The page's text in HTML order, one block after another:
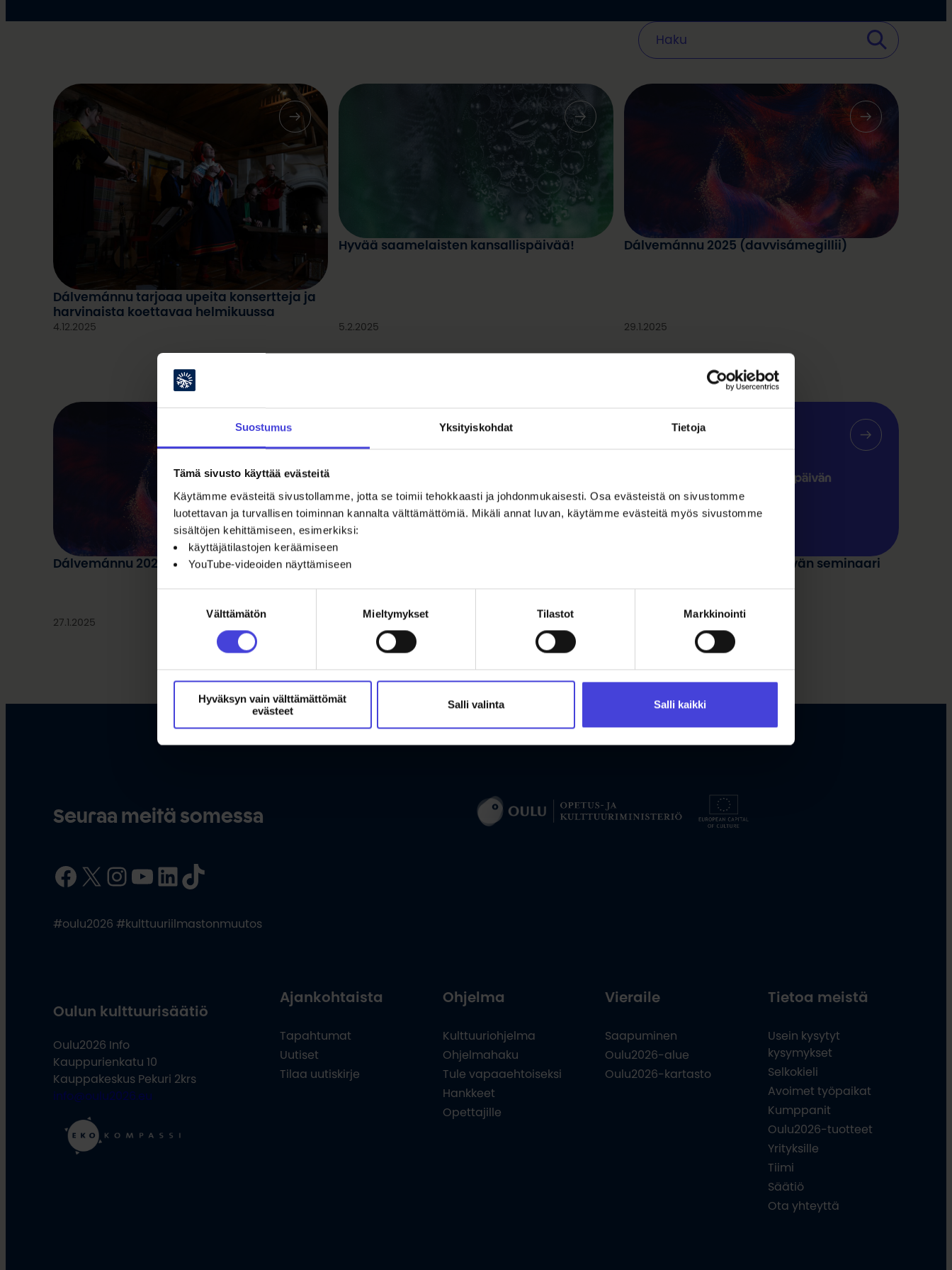
Suostumus Yksityiskohdat Tietoja
Tämä sivusto käyttää evästeitä
Käytämme evästeitä sivustollamme, jotta se toimii tehokkaasti ja johdonmukaisesti. Osa evästeistä on sivustomme
luotettavan ja turvallisen toiminnan kannalta välttämättömiä. Mikäli annat luvan, käytämme evästeitä myös sivustomme
sisältöjen kehittämiseen, esimerkiksi:
käyttäjätilastojen keräämiseen
YouTube-videoiden näyttämiseen
Välttämätön Mieltymykset Tilastot Markkinointi
Hyväksyn vain välttämättömät
evästeet
Salli valinta Salli kaikki
Dálvemánnu tarjoaa upeita konsertteja ja
harvinaista koettavaa helmikuussa
4.12.2025
Hyvää saamelaisten kansallispäivää!
5.2.2025
Dálvemánnu 2025 (davvisámegillii)
29.1.2025
Dálvemánnu 2025
27.1.2025
Nu lahka dat mii guhkkin – Saavutettava
saamelainen kulttuuriperintö
Saamelaisten kansallispäivän seminaari
Seuraa meitä somessa
Facebook X InstagramYouTube LinkedIn TikTok
#oulu2026 #kulttuuriilmastonmuutos
Oulun kulttuurisäätiö
Oulu2026 Info
Kauppurienkatu 10
Kauppakeskus Pekuri 2krs
info@oulu2026.eu
Ajankohtaista
Tapahtumat
Uutiset
Tilaa uutiskirje
Ohjelma
Kulttuuriohjelma
Ohjelmahaku
Tule vapaaehtoiseksi
Hankkeet
Opettajille
Vieraile
Saapuminen
Oulu2026-alue
Oulu2026-kartasto
Tietoa meistä
Usein kysytyt
kysymykset
Selkokieli
Avoimet työpaikat
Kumppanit
Oulu2026-tuotteet
Yrityksille
Tiimi
Säätiö
Ota yhteyttä